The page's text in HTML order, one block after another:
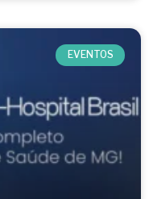
EVENTOS